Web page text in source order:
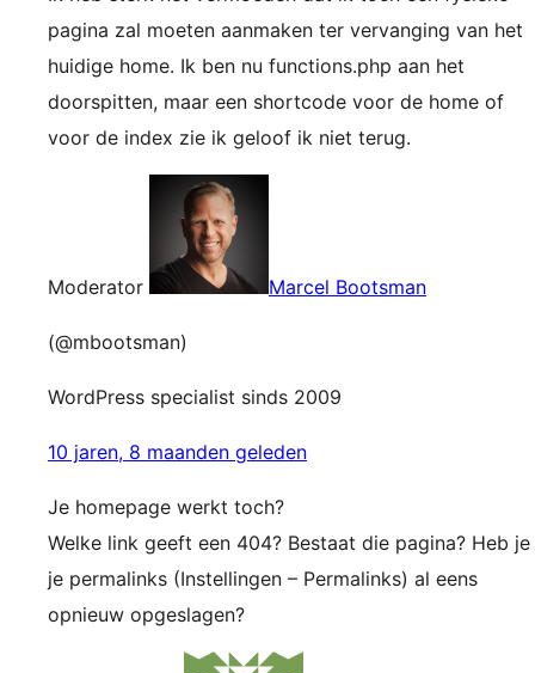
pagina zal moeten aanmaken ter vervanging van het
huidige home. Ik ben nu functions.php aan het
doorspitten, maar een shortcode voor de home of
voor de index zie ik geloof ik niet terug.
Moderator Marcel Bootsman
(@mbootsman)
WordPress specialist sinds 2009
10 jaren, 8 maanden geleden
Je homepage werkt toch?
Welke link geeft een 404? Bestaat die pagina? Heb je
je permalinks (Instellingen – Permalinks) al eens
opnieuw opgeslagen?